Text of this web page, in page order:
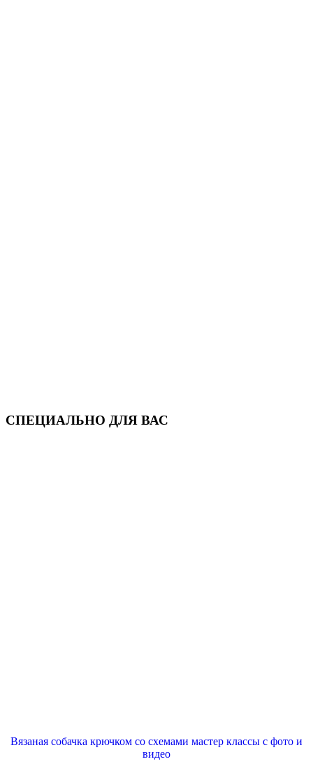
СПЕЦИАЛЬНО ДЛЯ ВАС
Вязаная собачка крючком со схемами мастер классы с фото и
видео